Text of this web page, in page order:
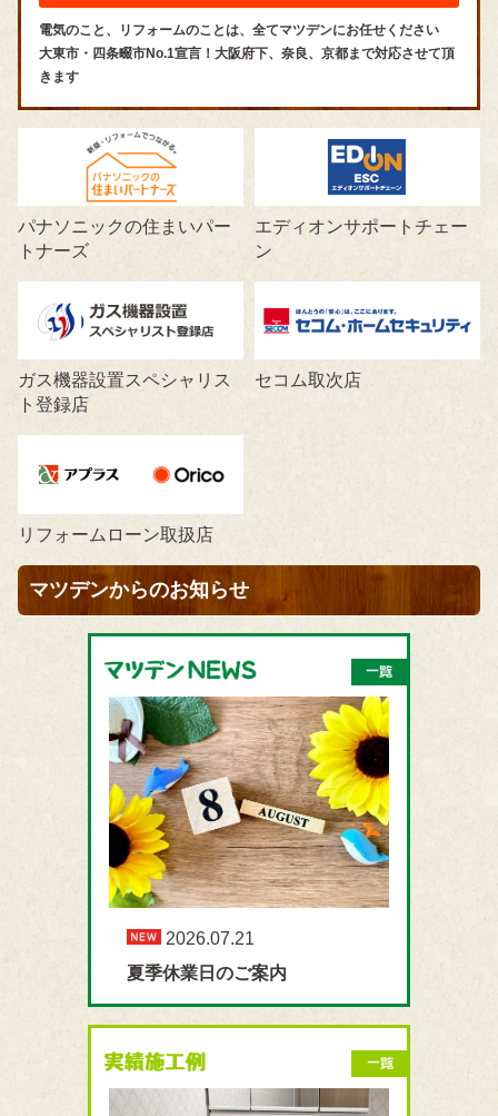
電気のこと、リフォームのことは、全てマツデンにお任せください
大東市・四条畷市No.1宣言！大阪府下、奈良、京都まで対応させて頂
きます
パナソニックの住まいパー
トナーズ
エディオンサポートチェー
ン
ガス機器設置スペシャリス
ト登録店
セコム取次店
リフォームローン取扱店
マツデンからのお知らせ
2026.07.21
夏季休業日のご案内